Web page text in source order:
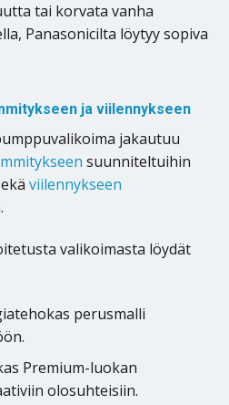
tai korvata vanha
Panasonicilta löytyy sopiva
ja viilennykseen
jakautuu
suunniteltuihin
viilennykseen
valikoimasta löydät
perusmalli
Premium-luokan
olosuhteisiin.